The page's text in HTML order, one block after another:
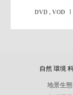
DVD , VOD
自然 環境
地景生態